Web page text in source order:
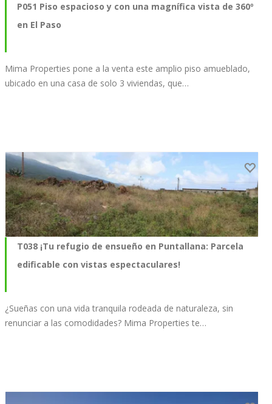
P051 Piso espacioso y con una magnífica vista de 360º
en El Paso
Mima Properties pone a la venta este amplio piso amueblado,
ubicado en una casa de solo 3 viviendas, que…
T038 ¡Tu refugio de ensueño en Puntallana: Parcela
edificable con vistas espectaculares!
¿Sueñas con una vida tranquila rodeada de naturaleza, sin
renunciar a las comodidades? Mima Properties te…